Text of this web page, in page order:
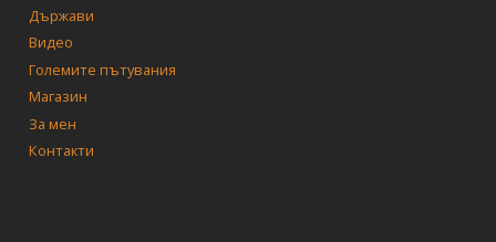
Държави
Видео
Големите пътувания
Магазин
За мен
Контакти